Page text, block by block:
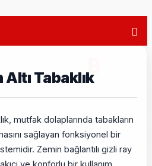
Tabaklık
mutfak dolaplarında tabakların
sağlayan fonksiyonel bir
Zemin bağlantılı gizli ray
ve konforlu bir kullanım